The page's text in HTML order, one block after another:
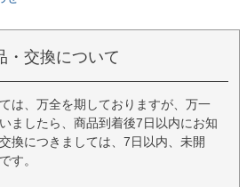
・交換について
は、万全を期しておりますが、万一
ましたら、商品到着後7日以内にお知
換につきましては、7日以内、未開
す。